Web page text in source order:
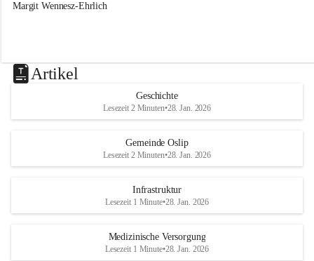
Margit Wennesz-Ehrlich
Artikel
Geschichte
Lesezeit 2 Minuten•28. Jan. 2026
Gemeinde Oslip
Lesezeit 2 Minuten•28. Jan. 2026
Infrastruktur
Lesezeit 1 Minute•28. Jan. 2026
Medizinische Versorgung
Lesezeit 1 Minute•28. Jan. 2026